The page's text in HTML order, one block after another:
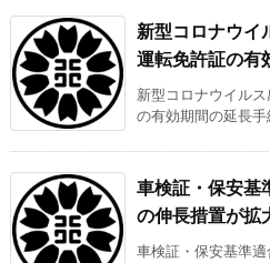
新型コロナウイ
運転免許証の有
新型コロナウイル
の有効期間の延長
車検証・保安基
の伸長措置が拡
車検証・保安基準